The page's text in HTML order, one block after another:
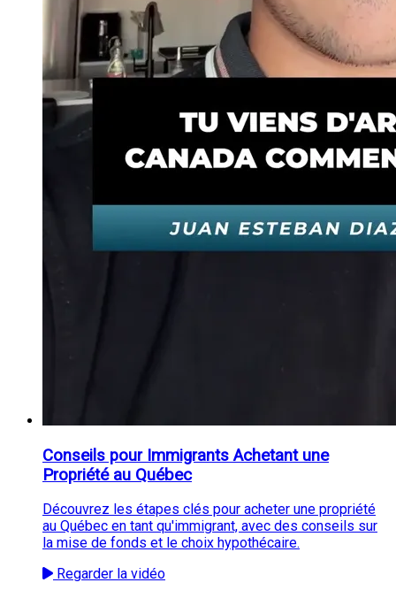
Conseils pour Immigrants Achetant une
Propriété au Québec
Découvrez les étapes clés pour acheter une propriété
au Québec en tant qu'immigrant, avec des conseils sur
la mise de fonds et le choix hypothécaire.
Regarder la vidéo